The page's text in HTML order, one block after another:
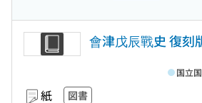
會津戊辰戰史 復刻
紙 図書
国立